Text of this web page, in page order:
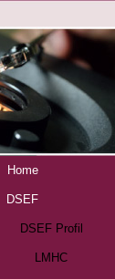
Home
DSEF
DSEF Profil
LMHC